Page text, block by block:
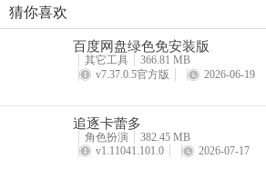
酷跑西游手游
详情
猜你喜欢
百度网盘绿色免安装版
其它工具
366.81 MB
v7.37.0.5官方版
2026-06-19
追逐卡蕾多
角色扮演
382.45 MB
v1.11041.101.0
2026-07-17